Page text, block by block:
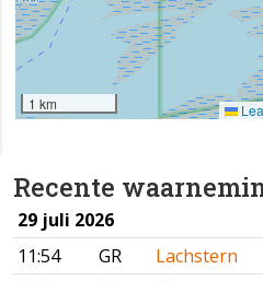
Recente
29 juli 2026
11:54
GR
Lachstern
1 km